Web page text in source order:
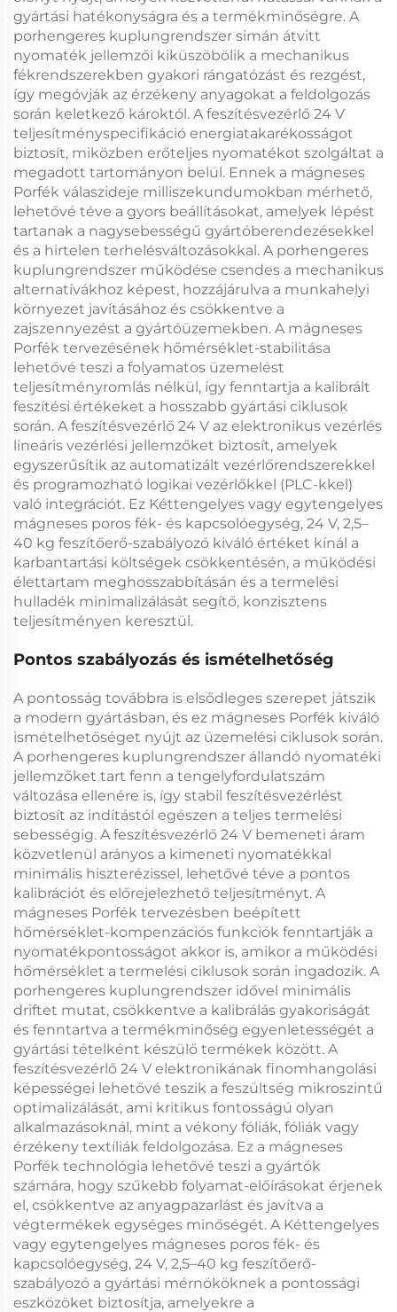
gyártási hatékonyságra és a termékminőségre. A
porhengeres kuplungrendszer simán átvitt
nyomaték jellemzői kiküszöbölik a mechanikus
fékrendszerekben gyakori rángatózást és rezgést,
így megóvják az érzékeny anyagokat a feldolgozás
során keletkező károktól. A feszítésvezérlő 24 V
teljesítményspecifikáció energiatakarékosságot
biztosít, miközben erőteljes nyomatékot szolgáltat a
megadott tartományon belül. Ennek a mágneses
Porfék válaszideje milliszekundumokban mérhető,
lehetővé téve a gyors beállításokat, amelyek lépést
tartanak a nagysebességű gyártóberendezésekkel
és a hirtelen terhelésváltozásokkal. A porhengeres
kuplungrendszer működése csendes a mechanikus
alternatívákhoz képest, hozzájárulva a munkahelyi
környezet javításához és csökkentve a
zajszennyezést a gyártóüzemekben. A mágneses
Porfék tervezésének hőmérséklet-stabilitása
lehetővé teszi a folyamatos üzemelést
teljesítményromlás nélkül, így fenntartja a kalibrált
feszítési értékeket a hosszabb gyártási ciklusok
során. A feszítésvezérlő 24 V az elektronikus vezérlés
lineáris vezérlési jellemzőket biztosít, amelyek
egyszerűsítik az automatizált vezérlőrendszerekkel
és programozható logikai vezérlőkkel (PLC-kkel)
való integrációt. Ez Kéttengelyes vagy egytengelyes
mágneses poros fék- és kapcsolóegység, 24 V, 2,5–
40 kg feszítőerő-szabályozó kiváló értéket kínál a
karbantartási költségek csökkentésén, a működési
élettartam meghosszabbításán és a termelési
hulladék minimalizálását segítő, konzisztens
teljesítményen keresztül.
Pontos szabályozás és ismételhetőség
A pontosság továbbra is elsődleges szerepet játszik
a modern gyártásban, és ez mágneses Porfék kiváló
ismételhetőséget nyújt az üzemelési ciklusok során.
A porhengeres kuplungrendszer állandó nyomatéki
jellemzőket tart fenn a tengelyfordulatszám
változása ellenére is, így stabil feszítésvezérlést
biztosít az indítástól egészen a teljes termelési
sebességig. A feszítésvezérlő 24 V bemeneti áram
közvetlenül arányos a kimeneti nyomatékkal
minimális hiszterézissel, lehetővé téve a pontos
kalibrációt és előrejelezhető teljesítményt. A
mágneses Porfék tervezésben beépített
hőmérséklet-kompenzációs funkciók fenntartják a
nyomatékpontosságot akkor is, amikor a működési
hőmérséklet a termelési ciklusok során ingadozik. A
porhengeres kuplungrendszer idővel minimális
driftet mutat, csökkentve a kalibrálás gyakoriságát
és fenntartva a termékminőség egyenletességét a
gyártási tételként készülő termékek között. A
feszítésvezérlő 24 V elektronikának finomhangolási
képességei lehetővé teszik a feszültség mikroszintű
optimalizálását, ami kritikus fontosságú olyan
alkalmazásoknál, mint a vékony fóliák, fóliák vagy
érzékeny textíliák feldolgozása. Ez a mágneses
Porfék technológia lehetővé teszi a gyártók
számára, hogy szűkebb folyamat-előírásokat érjenek
el, csökkentve az anyagpazarlást és javítva a
végtermékek egységes minőségét. A Kéttengelyes
vagy egytengelyes mágneses poros fék- és
kapcsolóegység, 24 V, 2,5–40 kg feszítőerő-
szabályozó a gyártási mérnököknek a pontossági
eszközöket biztosítja, amelyekre a